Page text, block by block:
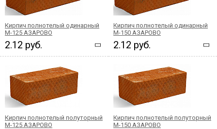
Кирпич полнотелый одинарный
М-125 АЗАРОВО
2.12 руб.
Кирпич полнотелый одинарный
М-150 АЗАРОВО
2.12 руб.
Кирпич полнотелый полуторный
М-125 АЗАРОВО
Кирпич полнотелый полуторный
М-150 АЗАРОВО